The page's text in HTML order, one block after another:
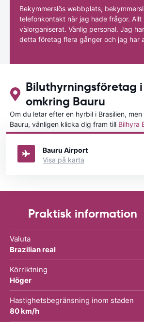
Bekymmerslös webbplats,
telefonkontakt när jag hade frågor. Allt
välorganiserat. Vänlig personal. Jag
detta företag flera gånger och jag har
Biluthyrningsföretag
omkring Bauru
Om du letar efter en hyrbil i Brasilien,
Bauru, vänligen klicka dig fram till Bilhyra
du kan välja i vilken stad i Brasilien du vill
Bauru Airport
Visa på karta
Praktisk information
Valuta
Brazilian real
Körriktning
Höger
Hastighetsbegränsning inom staden
80 km/h